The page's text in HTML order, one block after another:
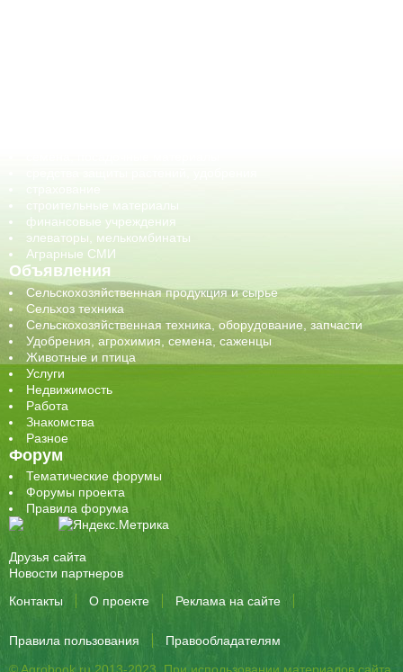
строительные материалы
финансовые учреждения
элеваторы, мелькомбинаты
Аграрные СМИ
Объявления
Сельскохозяйственная продукция и сырье
Сельхоз техника
Сельскохозяйственная техника, оборудование, запчасти
Удобрения, агрохимия, семена, саженцы
Животные и птица
Услуги
Недвижимость
Работа
Знакомства
Разное
Форум
Тематические форумы
Форумы проекта
Правила форума
Друзья сайта
Новости партнеров
Контакты
О проекте Реклама на сайте
Правила пользования
Правообладателям